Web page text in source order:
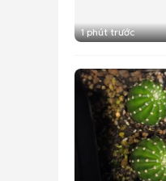
1 phút trước